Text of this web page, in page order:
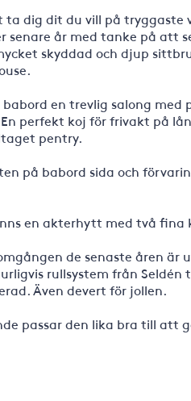
ta dig dit du vill på tryggaste
senare år med tanke på att
skyddad och djup
en trevlig salong
perfekt koj för frivakt på
pentry.
på babord sida och
en akterhytt med två fina
de senaste åren är
rullsystem från Seldén
Även devert för jollen.
passar den lika bra till att